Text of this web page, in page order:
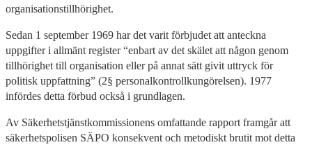
organisationstillhörighet.
Sedan 1 september 1969 har det varit förbjudet att anteckna
uppgifter i allmänt register “enbart av det skälet att någon genom
tillhörighet till organisation eller på annat sätt givit uttryck för
politisk uppfattning” (2§ personalkontrollkungörelsen). 1977
infördes detta förbud också i grundlagen.
Av Säkerhetstjänstkommissionens omfattande rapport framgår att
säkerhetspolisen SÄPO konsekvent och metodiskt brutit mot detta